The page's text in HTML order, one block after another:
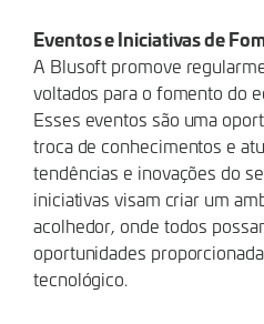
Eventos e Iniciativas de
A Blusoft promove
voltados para o fomento do
Esses eventos são uma
troca de conhecimentos e
tendências e inovações do
iniciativas visam criar um
acolhedor, onde todos
oportunidades
tecnológico.